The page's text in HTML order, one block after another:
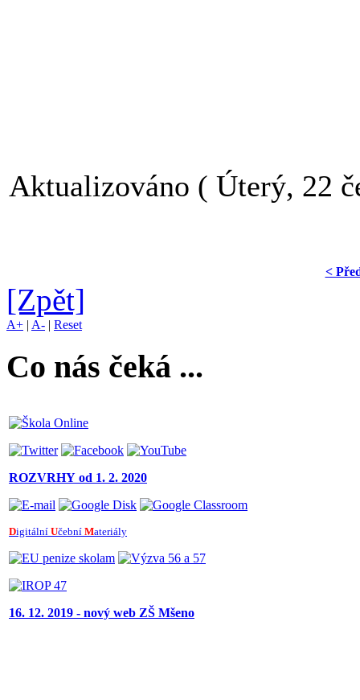
Aktualizováno ( Úterý, 22
<
[Zpět]
A+ | A- | Reset
Co nás čeká ...
ROZVRHY od 1. 2. 2020
Digitální Učební Materiály
16. 12. 2019 - nový web ZŠ Mšeno